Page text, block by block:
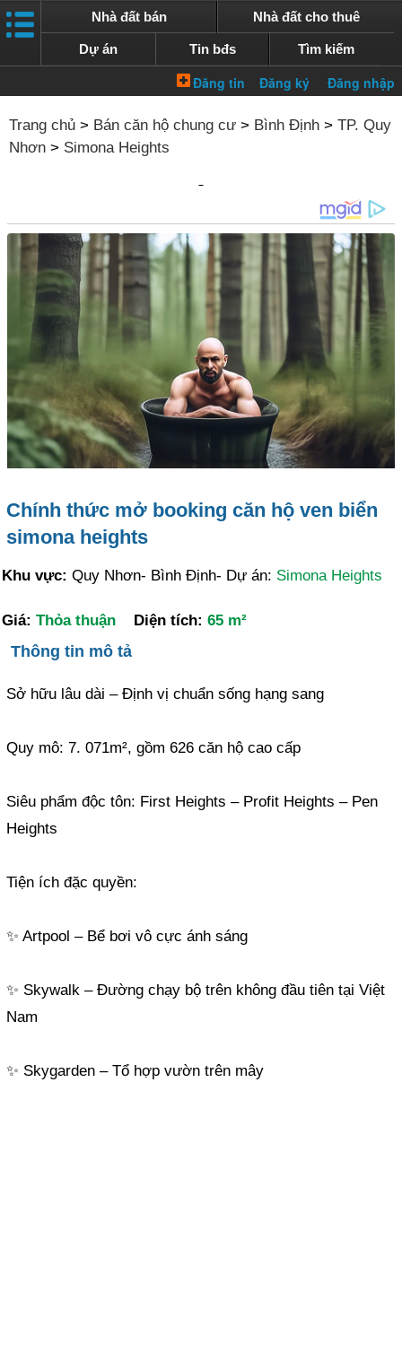
Nhà đất bán Nhà đất cho thuê
Dự án Tin bđs Tìm kiếm
Trang chủ > Bán căn hộ chung cư > Bình Định > TP. Quy
Nhơn > Simona Heights
Chính thức mở booking căn hộ ven biển
simona heights
Khu vực: Quy Nhơn- Bình Định- Dự án: Simona Heights
Giá:Thỏa thuận Diện tích:65 m²
Thông tin mô tả
Sở hữu lâu dài – Định vị chuẩn sống hạng sang
Quy mô: 7. 071m², gồm 626 căn hộ cao cấp
Siêu phẩm độc tôn: First Heights – Profit Heights – Pen
Heights
Tiện ích đặc quyền:
✨ Artpool – Bể bơi vô cực ánh sáng
✨ Skywalk – Đường chạy bộ trên không đầu tiên tại Việt
Nam
✨ Skygarden – Tổ hợp vườn trên mây